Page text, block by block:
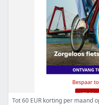
Tot 60 EUR korting per maand